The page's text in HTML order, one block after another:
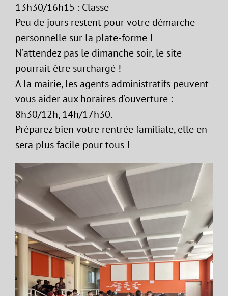
13h30/16h15 : Classe
Peu de jours restent pour votre démarche
personnelle sur la plate-forme !
N’attendez pas le dimanche soir, le site
pourrait être surchargé !
A la mairie, les agents administratifs peuvent
vous aider aux horaires d’ouverture :
8h30/12h, 14h/17h30.
Préparez bien votre rentrée familiale, elle en
sera plus facile pour tous !